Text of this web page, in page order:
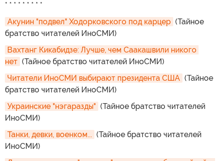
* * * * * * * * *
Акунин "подвел" Ходорковского под карцер (Тайное
братство читателей ИноСМИ)
Вахтанг Кикабидзе: Лучше, чем Саакашвили никого
нет (Тайное братство читателей ИноСМИ)
Читатели ИноСМИ выбирают президента США (Тайное
братство читателей ИноСМИ)
Украинские "нэгаразды" (Тайное братство читателей
ИноСМИ)
Танки, девки, военком... (Тайное братство читателей
ИноСМИ)